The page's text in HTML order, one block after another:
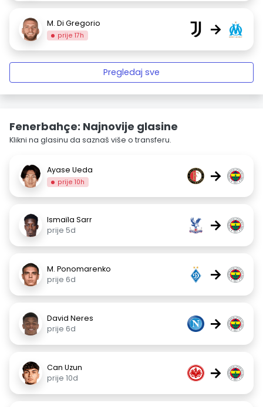
M. Di Gregorio
prije 17h →
Pregledaj sve
Fenerbahçe: Najnovije glasine
Klikni na glasinu da saznaš više o transferu.
Ayase Ueda
prije 10h →
Ismaïla Sarr
prije 5d
→
M. Ponomarenko
prije 6d
→
David Neres
prije 6d
→
Can Uzun
prije 10d
→